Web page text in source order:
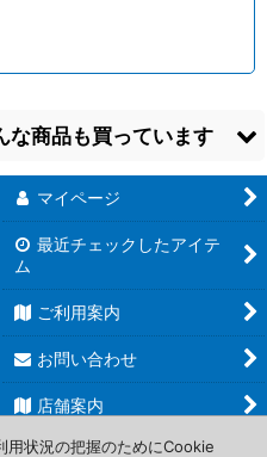
な商品も買っています
キャラク
プロテク
文様】
of
【倉庫在庫】キャラク
タースリーブコレクシ
ョン Z/X -Zillions of
enemy X - 「上柚木八
千代」
マイページ
最近チェックしたアイテ
ム
ご利用案内
お問い合わせ
店舗案内
用状況の把握のためにCookie